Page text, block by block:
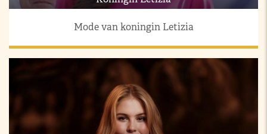
Mode van koningin Letizia